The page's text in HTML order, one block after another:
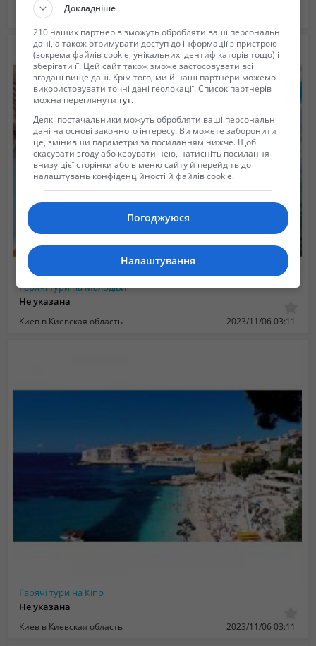
Киев в Киевская область
Гарячі тури на Мальдіви
Не указана
Киев в Киевская область 2023/11/06 03:11
Гарячі тури на Кіпр
Не указана
Киев в Киевская область 2023/11/06 03:11
Докладніше
210 наших партнерів зможуть обробляти ваші персональні
дані, а також отримувати доступ до інформації з пристрою
(зокрема файлів cookie, унікальних ідентифікаторів тощо) і
зберігати її. Цей сайт також зможе застосовувати всі
згадані вище дані. Крім того, ми й наші партнери можемо
використовувати точні дані геолокації. Список партнерів
можна переглянутитут.
Деякі постачальники можуть обробляти ваші персональні
дані на основі законного інтересу. Ви можете заборонити
це, змінивши параметри за посиланням нижче. Щоб
скасувати згоду або керувати нею, натисніть посилання
внизу цієї сторінки або в меню сайту й перейдіть до
налаштувань конфіденційності й файлів cookie.
Погоджуюся
Налаштування